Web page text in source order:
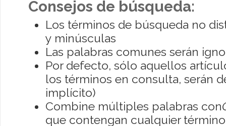
Consejos de búsqueda:
Los términos de búsqueda no
y minúsculas
Las palabras comunes serán
Por defecto, sólo aquellos
los términos en consulta, serán
implícito)
Combine múltiples palabras con
que contengan cualquier